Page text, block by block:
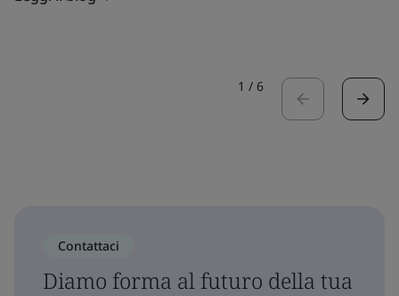
1 / 6
Contattaci
Diamo forma al futuro della tua